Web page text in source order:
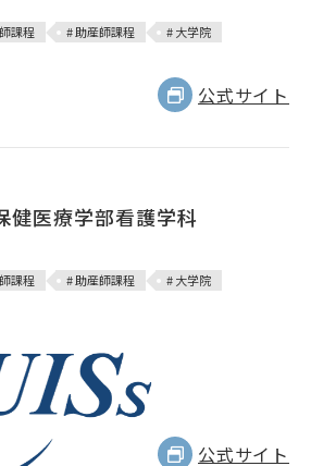
課程 # 助産師課程 # 大学院
公式サイト
医療学部看護学科
課程 # 助産師課程 # 大学院
公式サイト